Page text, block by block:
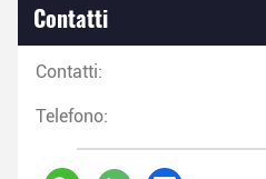
Contatti
Contatti:
Telefono: